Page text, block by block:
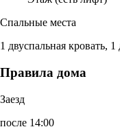
Спальные места
1 двуспальная кровать,
Правила дома
Заезд
после 14:00